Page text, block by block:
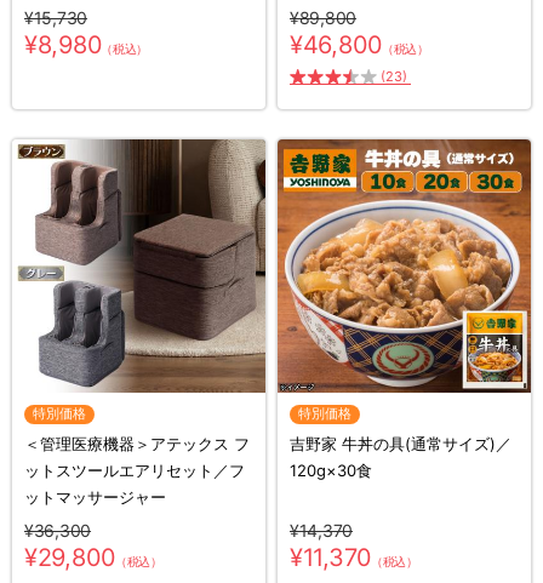
ウェット綿棒
¥15,730
¥8,980（税込）
工事不要／除湿
¥89,800
¥46,800（税込）
(23)
特別価格
＜管理医療機器＞アテックス フ
ットスツールエアリセット／フ
ットマッサージャー
¥36,300
¥29,800（税込）
特別価格
吉野家 牛丼の具(通常サイズ)／
120g×30食
¥14,370
¥11,370（税込）